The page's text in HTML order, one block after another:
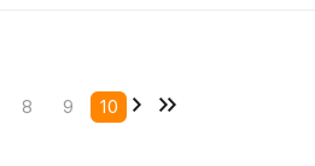
8 9 10